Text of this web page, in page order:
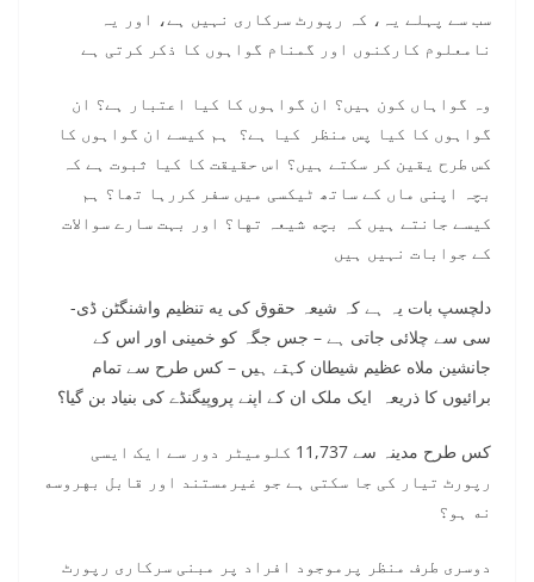
سب سے پہلے یہ، کہ رپورٹ سرکاری نہیں ہے، اور یہ
نامعلوم کارکنوں اور گمنام گواہوں کا ذکر کرتی ہے
وہ گواہاں کون ہیں؟ ان گواہوں کا کیا اعتبار ہے؟ ان
گواہوں کا کیا پس منظر کیا ہے؟ ہم کیسے ان گواہوں کا
کس طرح یقین کر سکتے ہیں؟ اس حقیقت کا کیا ثبوت ہے کہ
بچہ اپنی ماں کے ساتھ ٹیکسی میں سفر کررہا تھا؟ ہم
کیسے جانتے ہیں کہ بچه شیعہ تها؟ اور بہت سارے سوالات
کے جوابات نہیں ہیں
دلچسپ بات یہ ہے کہ شیعہ حقوق کی یه تنظیم واشنگٹن ڈی-
سی سے چلائی جاتی ہے – جس جگہ کو خمینی اور اس کے
جانشین ملاه عظیم شیطان کہتے ہیں – کس طرح سے تمام
برائیوں کا ذریعہ ایک ملک ان کے اپنے پروپیگنڈے کی بنیاد بن گیا؟
کس طرح مدینہ سے 11,737 کلومیٹر دور سے ایک ایسی
رپورٹ تیار کی جا سکتی ہے جو غیرمستند اور قابل بهروسه
نه ہو؟
دوسری طرف منظر پرموجود افراد پر مبنی سرکاری رپورٹ